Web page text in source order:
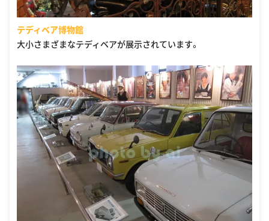
テディベア博物館
大小さまざまなテディベアが展示されています。